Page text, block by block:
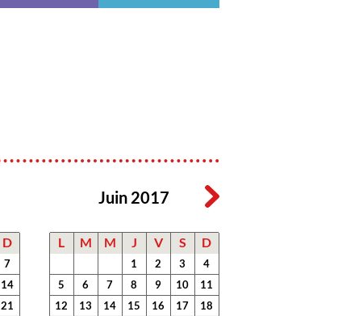
D
7
14
21
Juin 2017
L M M J V S D
1 2 3
4
5
6 7 8 9 10
11
12
13 14 15 16 17
18